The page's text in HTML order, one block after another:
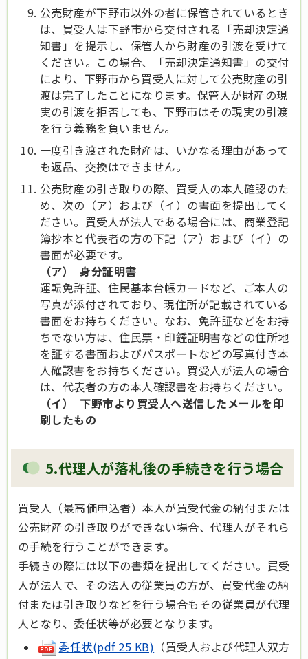
公売財産が下野市以外の者に保管されているとき
は、買受人は下野市から交付される「売却決定通
知書」を提示し、保管人から財産の引渡を受けて
ください。この場合、「売却決定通知書」の交付
により、下野市から買受人に対して公売財産の引
渡は完了したことになります。保管人が財産の現
実の引渡を拒否しても、下野市はその現実の引渡
を行う義務を負いません。
一度引き渡された財産は、いかなる理由があって
も返品、交換はできません。
公売財産の引き取りの際、買受人の本人確認のた
め、次の（ア）および（イ）の書面を提出してく
ださい。買受人が法人である場合には、商業登記
簿抄本と代表者の方の下記（ア）および（イ）の
書面が必要です。
（ア） 身分証明書
運転免許証、住民基本台帳カードなど、ご本人の
写真が添付されており、現住所が記載されている
書面をお持ちください。なお、免許証などをお持
ちでない方は、住民票・印鑑証明書などの住所地
を証する書面およびパスポートなどの写真付き本
人確認書をお持ちください。買受人が法人の場合
は、代表者の方の本人確認書をお持ちください。
（イ） 下野市より買受人へ送信したメールを印
刷したもの
5.代理人が落札後の手続きを行う場合
買受人（最高価申込者）本人が買受代金の納付または
公売財産の引き取りができない場合、代理人がそれら
の手続を行うことができます。
手続きの際には以下の書類を提出してください。買受
人が法人で、その法人の従業員の方が、買受代金の納
付または引き取りなどを行う場合もその従業員が代理
人となり、委任状等が必要となります。
委任状(pdf 25 KB) （買受人および代理人双方